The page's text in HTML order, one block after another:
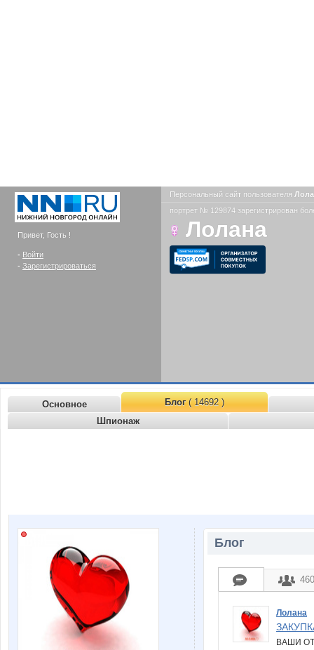
Привет, Гость !
- Войти
- Зарегистрироваться
Персональный сайт пользователя
портрет № 129874 зарегистрирован
Лолана
Основное Блог( 14692 )
Шпионаж
Блог
Лолана
ВАШИ